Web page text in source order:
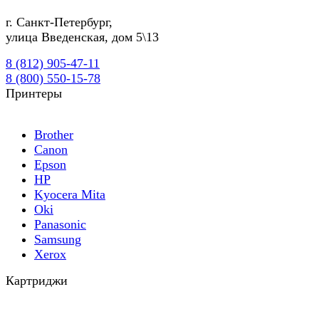
г. Санкт-Петербург,
улица Введенская, дом 5\13
8 (812) 905-47-11
8 (800) 550-15-78
Принтеры
Brother
Canon
Epson
HP
Kyocera Mita
Oki
Panasonic
Samsung
Xerox
Картриджи